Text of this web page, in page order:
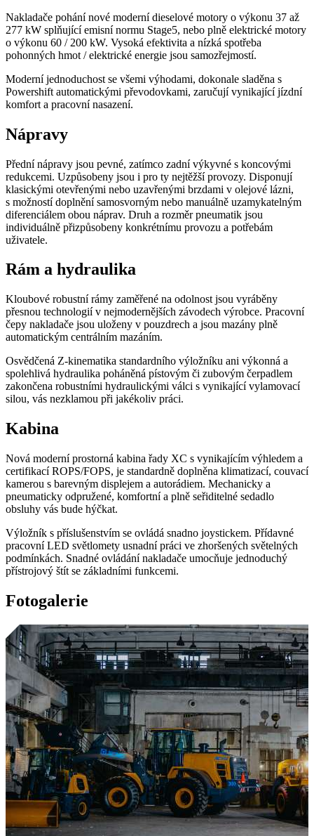
Nakladače pohání nové moderní dieselové motory o výkonu 37 až
277 kW splňující emisní normu Stage5, nebo plně elektrické motory
o výkonu 60 / 200 kW. Vysoká efektivita a nízká spotřeba
pohonných hmot / elektrické energie jsou samozřejmostí.
Moderní jednoduchost se všemi výhodami, dokonale sladěna s
Powershift automatickými převodovkami, zaručují vynikající jízdní
komfort a pracovní nasazení.
Nápravy
Přední nápravy jsou pevné, zatímco zadní výkyvné s koncovými
redukcemi. Uzpůsobeny jsou i pro ty nejtěžší provozy. Disponují
klasickými otevřenými nebo uzavřenými brzdami v olejové lázni,
s možností doplnění samosvorným nebo manuálně uzamykatelným
diferenciálem obou náprav. Druh a rozměr pneumatik jsou
individuálně přizpůsobeny konkrétnímu provozu a potřebám
uživatele.
Rám a hydraulika
Kloubové robustní rámy zaměřené na odolnost jsou vyráběny
přesnou technologií v nejmodernějších závodech výrobce. Pracovní
čepy nakladače jsou uloženy v pouzdrech a jsou mazány plně
automatickým centrálním mazáním.
Osvědčená Z-kinematika standardního výložníku ani výkonná a
spolehlivá hydraulika poháněná pístovým či zubovým čerpadlem
zakončena robustními hydraulickými válci s vynikající vylamovací
silou, vás nezklamou při jakékoliv práci.
Kabina
Nová moderní prostorná kabina řady XC s vynikajícím výhledem a
certifikací ROPS/FOPS, je standardně doplněna klimatizací, couvací
kamerou s barevným displejem a autorádiem. Mechanicky a
pneumaticky odpružené, komfortní a plně seřiditelné sedadlo
obsluhy vás bude hýčkat.
Výložník s příslušenstvím se ovládá snadno joystickem. Přídavné
pracovní LED světlomety usnadní práci ve zhoršených světelných
podmínkách. Snadné ovládání nakladače umocňuje jednoduchý
přístrojový štít se základními funkcemi.
Fotogalerie